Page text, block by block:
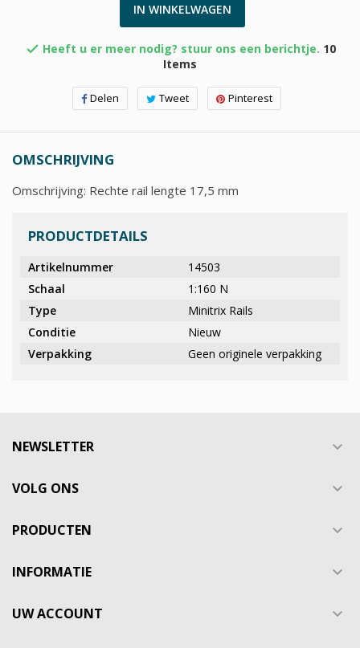
IN WINKELWAGEN
 Heeft u er meer nodig? stuur ons een berichtje. 10
Items
Delen Tweet Pinterest
PRODUCTDETAILS
Artikelnummer
14503
Schaal
1:160 N
Type
Minitrix Rails
Conditie
Nieuw
Verpakking
Geen originele verpakking
OMSCHRIJVING
Omschrijving: Rechte rail lengte 17,5 mm
NEWSLETTER 
VOLG ONS 
PRODUCTEN 
INFORMATIE 
UW ACCOUNT 